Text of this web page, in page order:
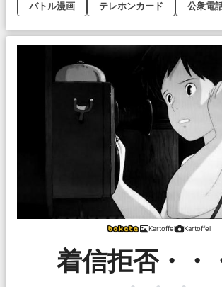
バトル漫画
テレホンカード 公衆電
Kartoffel Kartoffel
着信拒否・・